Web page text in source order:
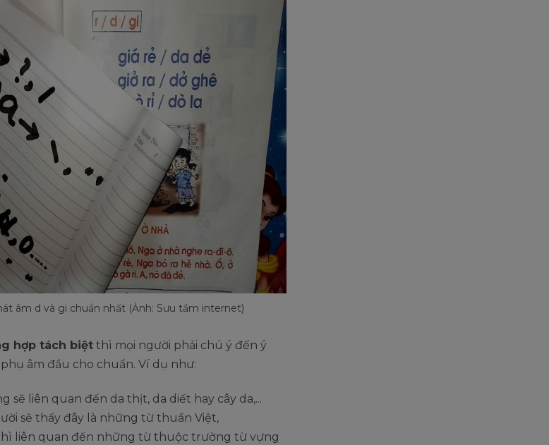
âm d và gi chuẩn nhất (Ảnh: Sưu tầm internet)
hợp tách biệt thì mọi người phải chú ý đến ý
âm đầu cho chuẩn. Ví dụ như:
sẽ liên quan đến da thịt, da diết hay cây da,...
sẽ thấy đây là những từ thuần Việt,
thì liên quan đến những từ thuộc trường từ vựng